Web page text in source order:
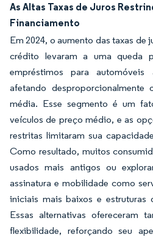
As Altas Taxas de Juros
Financiamento
Em 2024, o aumento das taxas de
crédito levaram a uma queda
empréstimos para automóveis
afetando desproporcionalmente
média. Esse segmento é um
veículos de preço médio, e as
restritas limitaram sua
Como resultado, muitos
usados mais antigos ou
assinatura e mobilidade como
iniciais mais baixos e estruturas
Essas alternativas ofereceram
flexibilidade, reforçando seu